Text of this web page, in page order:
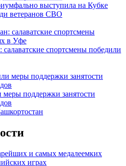
выступила на Кубке
ветеранов СВО
салаватские спортсмены победили
поддержки занятости